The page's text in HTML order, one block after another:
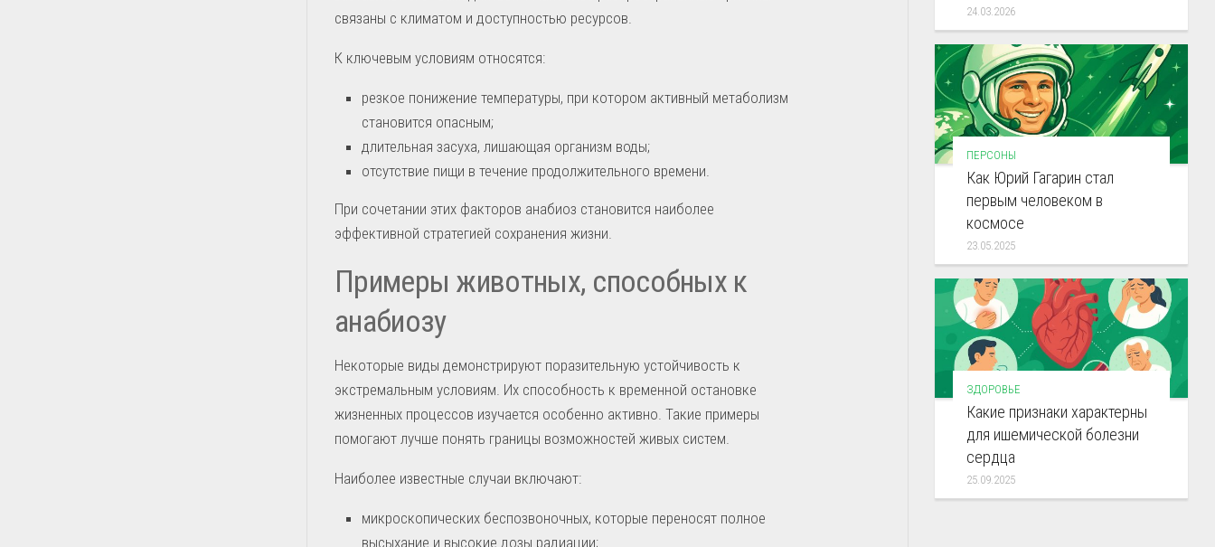
связаны с климатом и доступностью ресурсов.
К ключевым условиям относятся:
резкое понижение температуры, при котором активный метаболизм
становится опасным;
длительная засуха, лишающая организм воды;
отсутствие пищи в течение продолжительного времени.
При сочетании этих факторов анабиоз становится наиболее
эффективной стратегией сохранения жизни.
Примеры животных, способных к
анабиозу
Некоторые виды демонстрируют поразительную устойчивость к
экстремальным условиям. Их способность к временной остановке
жизненных процессов изучается особенно активно. Такие примеры
помогают лучше понять границы возможностей живых систем.
Наиболее известные случаи включают:
микроскопических беспозвоночных, которые переносят полное
высыхание и высокие дозы радиации;
24.03.2026
ПЕРСОНЫ
Как Юрий Гагарин стал
первым человеком в
космосе
23.05.2025
ЗДОРОВЬЕ
Какие признаки характерны
для ишемической болезни
сердца
25.09.2025